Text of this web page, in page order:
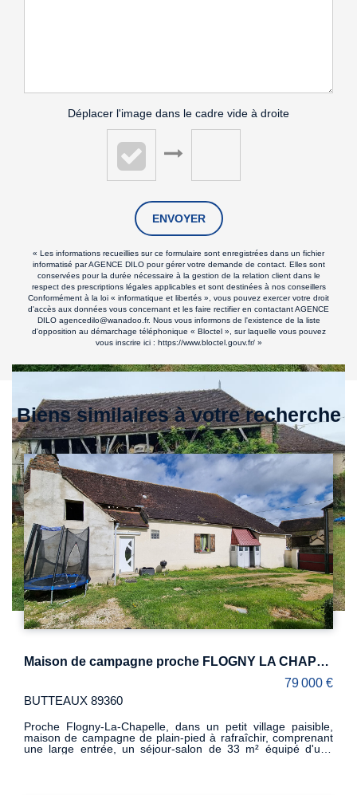
Déplacer l'image dans le cadre vide à droite
ENVOYER
« Les informations recueillies sur ce formulaire sont enregistrées dans un fichier
informatisé par AGENCE DILO pour gérer votre demande de contact. Elles sont
conservées pour la durée nécessaire à la gestion de la relation client dans le
respect des prescriptions légales applicables et sont destinées à nos conseillers
Conformément à la loi « informatique et libertés », vous pouvez exercer votre droit
d'accès aux données vous concernant et les faire rectifier en contactant AGENCE
DILO agencedilo@wanadoo.fr. Nous vous informons de l'existence de la liste
d'opposition au démarchage téléphonique « Bloctel », sur laquelle vous pouvez
vous inscrire ici : https://www.bloctel.gouv.fr/»
Biens similaires à votre recherche
Maison de campagne proche FLOGNY LA CHAPELLE, 108 m2
79 000 €
BUTTEAUX 89360
Proche Flogny-La-Chapelle, dans un petit village paisible,
maison de campagne de plain-pied à rafraîchir, comprenant
une large entrée, un séjour-salon de 33 m² équipé d'une